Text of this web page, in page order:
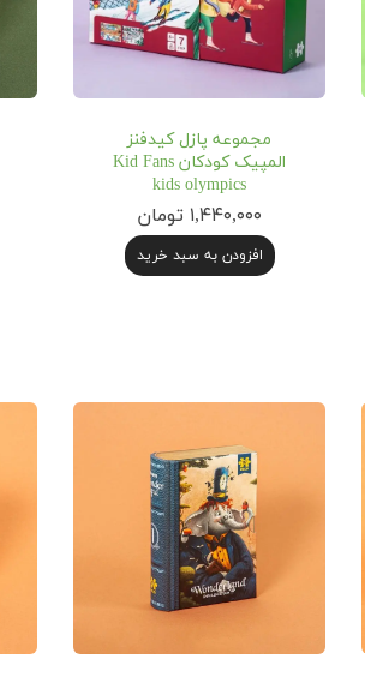
مجموعه پازل کیدفنز
المپیک کودکان Kid Fans
kids olympics
۱,۴۴۰,۰۰۰ تومان
افزودن به سبد خرید